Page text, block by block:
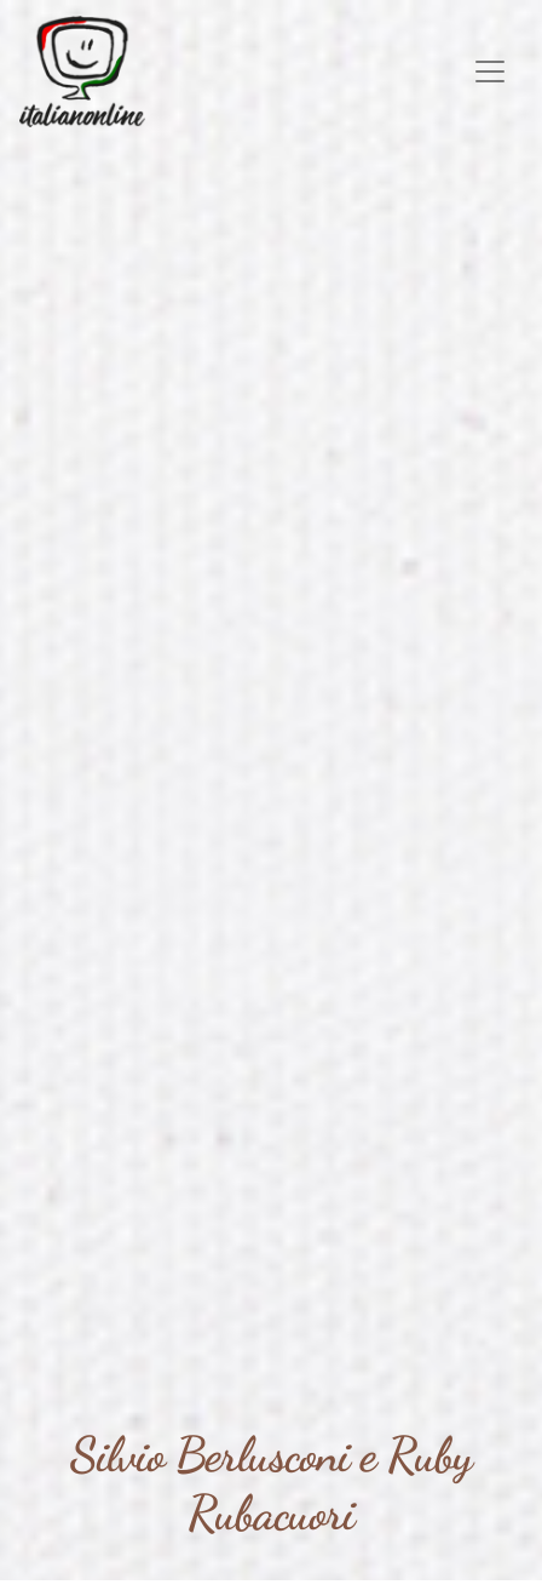
Silvio Berlusconi e Ruby
Rubacuori